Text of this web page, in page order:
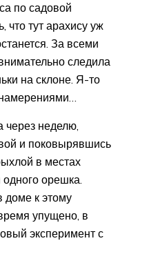
по садовой
что тут арахису уж
За всеми
следила
на склоне. Я-то
через неделю,
и поковырявшись
в местах
орешка.
доме к этому
упущено, в
эксперимент с